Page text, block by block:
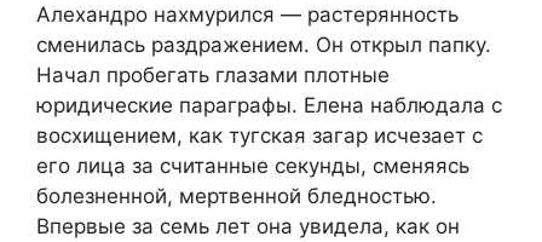
Алехандро нахмурился — растерянность
сменилась раздражением. Он открыл папку.
Начал пробегать глазами плотные
юридические параграфы. Елена наблюдала с
восхищением, как тугская загар исчезает с
его лица за считанные секунды, сменяясь
болезненной, мертвенной бледностью.
Впервые за семь лет она увидела, как он